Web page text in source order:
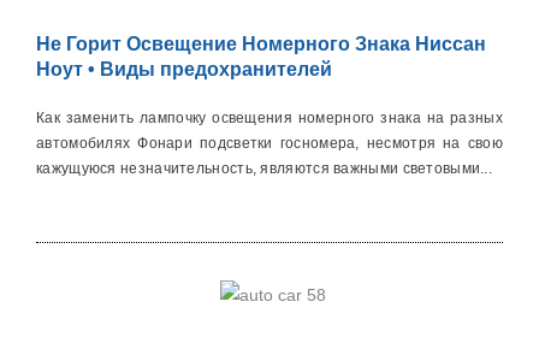
Не Горит Освещение Номерного Знака Ниссан
Ноут • Виды предохранителей
Как заменить лампочку освещения номерного знака на разных
автомобилях Фонари подсветки госномера, несмотря на свою
кажущуюся незначительность, являются важными световыми...